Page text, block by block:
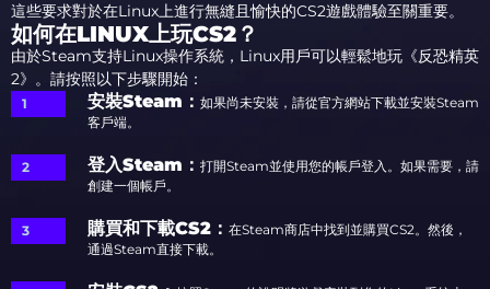
這些要求對於在Linux上進行無縫且愉快的CS2遊戲體驗至關重要。
如何在LINUX上玩CS2？
由於Steam支持Linux操作系統，Linux用戶可以輕鬆地玩《反恐精英
2》。請按照以下步驟開始：
安裝Steam ： 如果尚未安裝，請從官方網站下載並安裝Steam
客戶端。
登入Steam ： 打開Steam並使用您的帳戶登入。如果需要，請
創建一個帳戶。
購買和下載CS2 ： 在Steam商店中找到並購買CS2。然後，
通過Steam直接下載。